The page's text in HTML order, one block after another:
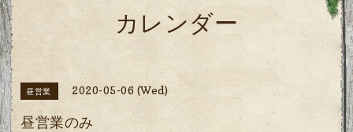
カレンダー
昼営業 2020-05-06 (Wed)
昼営業のみ